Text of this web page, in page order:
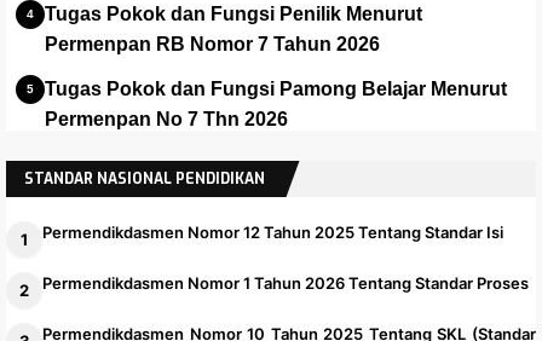
Tugas Pokok dan Fungsi Penilik Menurut
Permenpan RB Nomor 7 Tahun 2026
Tugas Pokok dan Fungsi Pamong Belajar Menurut
Permenpan No 7 Thn 2026
Panduan dan Installer Apalikasi e-Rapor SMA Versi
2025.1
STANDAR NASIONAL PENDIDIKAN
Permendikdasmen Nomor 12 Tahun 2025 Tentang Standar Isi
Permendikdasmen Nomor 1 Tahun 2026 Tentang Standar Proses
Permendikdasmen Nomor 10 Tahun 2025 Tentang SKL (Standar